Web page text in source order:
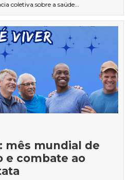
coletiva sobre a saúde...
mês mundial de
e combate ao